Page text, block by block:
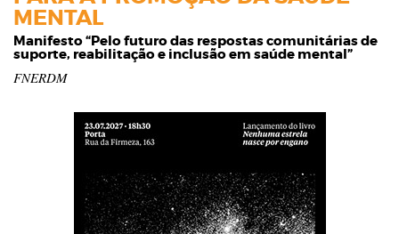
MENTAL
Manifesto “Pelo futuro das respostas comunitárias de
suporte, reabilitação e inclusão em saúde mental”
FNERDM